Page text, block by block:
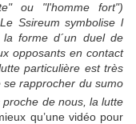
ou "l'homme fort")
Ssireum symbolise l
la forme d´un duel de
opposants en contact
particulière est très
se rapprocher du sumo
de nous, la lutte
qu’une vidéo pour